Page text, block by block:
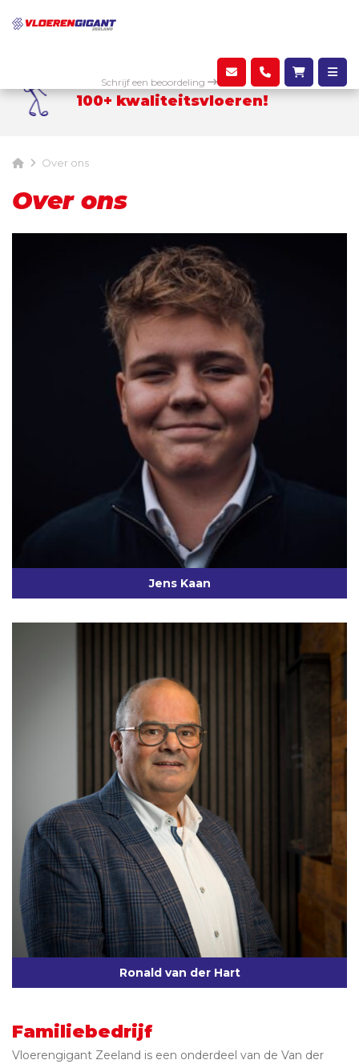
Schrijf een beoordeling
Keuze uit
100+ kwaliteitsvloeren!
Over ons
Over ons
Jens Kaan
Ronald van der Hart
Familiebedrijf
Vloerengigant Zeeland is een onderdeel van de Van der